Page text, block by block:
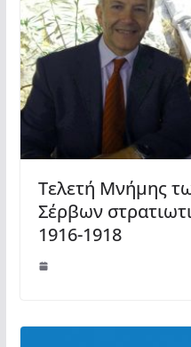
Τελετή Μνήμης
Σέρβων
1916-1918